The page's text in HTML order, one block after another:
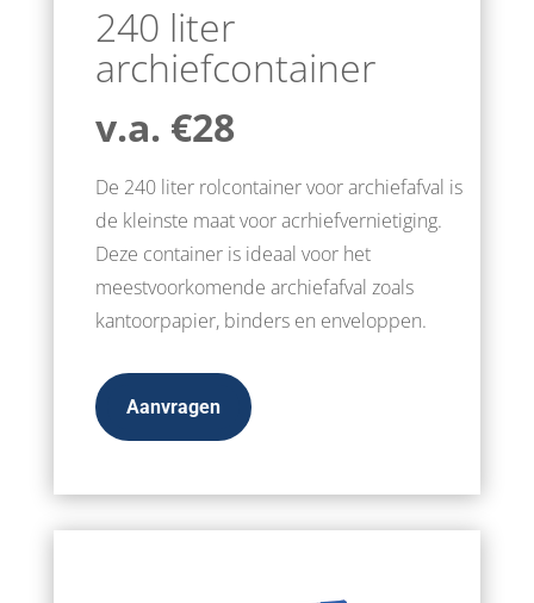
240 liter
archiefcontainer
v.a. €28
De 240 liter rolcontainer voor archiefafval is
de kleinste maat voor acrhiefvernietiging.
Deze container is ideaal voor het
meestvoorkomende archiefafval zoals
kantoorpapier, binders en enveloppen.
Aanvragen